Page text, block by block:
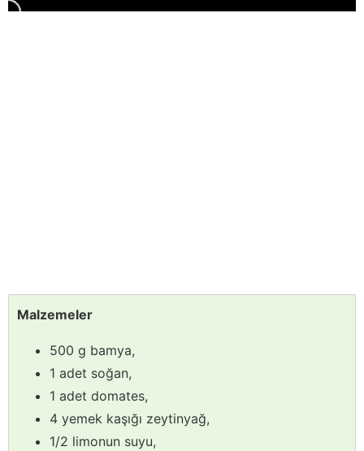
Malzemeler
500 g bamya,
1 adet soğan,
1 adet domates,
4 yemek kaşığı zeytinyağ,
1/2 limonun suyu,